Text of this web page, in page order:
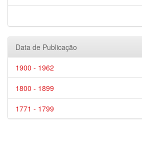
Data de Publicação
1900 - 1962
1800 - 1899
1771 - 1799